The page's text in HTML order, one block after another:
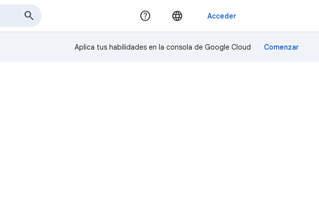
Aplica tus habilidades en la consola de Google Cloud